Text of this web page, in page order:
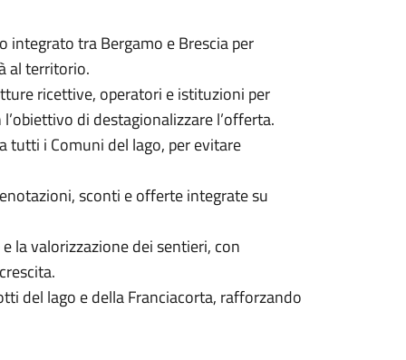
integrato tra Bergamo e Brescia per
al territorio.
ricettive, operatori e istituzioni per
di destagionalizzare l’offerta.
tutti i Comuni del lago, per evitare
sconti e offerte integrate su
la valorizzazione dei sentieri, con
del lago e della Franciacorta, rafforzando